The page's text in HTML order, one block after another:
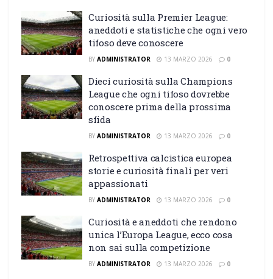
Curiosità sulla Premier League:
aneddoti e statistiche che ogni vero
tifoso deve conoscere
BY ADMINISTRATOR 13 MARZO 2026 0
Dieci curiosità sulla Champions
League che ogni tifoso dovrebbe
conoscere prima della prossima
sfida
BY ADMINISTRATOR 13 MARZO 2026 0
Retrospettiva calcistica europea
storie e curiosità finali per veri
appassionati
BY ADMINISTRATOR 13 MARZO 2026 0
Curiosità e aneddoti che rendono
unica l’Europa League, ecco cosa
non sai sulla competizione
BY ADMINISTRATOR 13 MARZO 2026 0